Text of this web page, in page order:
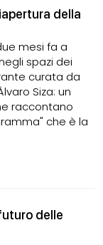
della
mesi fa a
spazi dei
curata da
Siza: un
raccontano
che è la
delle